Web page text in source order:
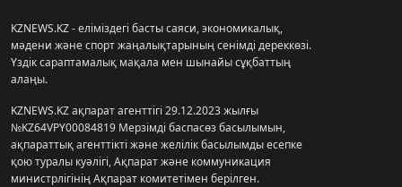
KZNEWS.KZ - еліміздегі басты саяси, экономикалық,
мәдени және спорт жаңалықтарының сенімді дереккөзі.
Үздік сараптамалық мақала мен шынайы сұқбаттың
алаңы.
KZNEWS.KZ ақпарат агенттігі 29.12.2023 жылғы
№KZ64VPY00084819 Мерзімді баспасөз басылымын,
ақпараттық агенттікті және желілік басылымды есепке
қою туралы куәлігі, Ақпарат және коммуникация
министрлігінің Ақпарат комитетімен берілген.